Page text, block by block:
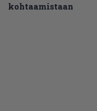
kohtaamistaan